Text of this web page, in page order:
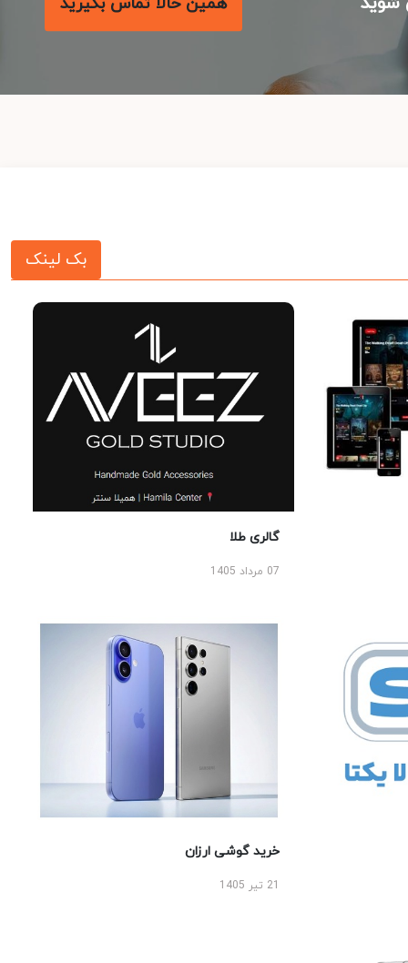
بک لینک
گالری طلا
07 مرداد 1405
خرید گوشی ارزان